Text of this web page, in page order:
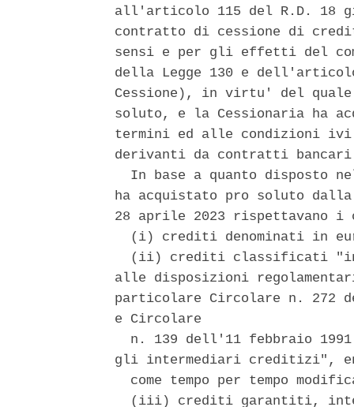
all'articolo 115 del R.D. 18
contratto di cessione di
sensi e per gli effetti del
della Legge 130 e
Cessione), in virtu' del quale
soluto, e la Cessionaria ha
termini ed alle condizioni
derivanti da contratti
In base a quanto disposto
ha acquistato pro soluto
28 aprile 2023
(i) crediti denominati in
(ii) crediti classificati
alle disposizioni
particolare Circolare n. 272
e Circolare
n. 139 dell'11 febbraio
gli intermediari creditizi",
come tempo per tempo
(iii) crediti garantiti,